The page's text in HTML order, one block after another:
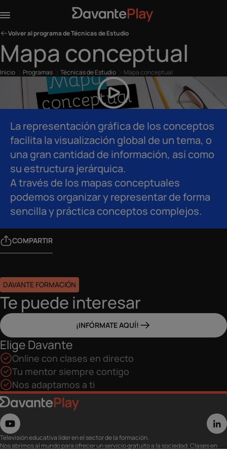
Volver al programa de Técnicas de Estudio
Mapa conceptual
Inicio Programas Técnicas de Estudio Mapa conceptual
La representación gráfica de los conceptos
facilita la visualización global de un tema, o
una gran cantidad de información, así como
su estructura jerárquica.
A través de los mapas conceptuales
podemos organizar y representar de forma
sencilla y práctica conceptos complejos.
COMPARTIR
DAVANTE FORMACIÓN
Te puede interesar
¡INFÓRMATE AQUÍ!
Elige Davante
Online con clases en directo
Tu mentor siempre contigo
Nos adaptamos a ti
Televisión educativa líder en el sector de la formación.
Nos abrimos al mundo para ofrecer un servicio gratuito a la sociedad. Clases en